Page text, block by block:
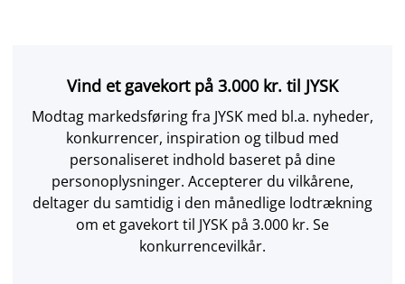
Vind et gavekort på 3.000 kr. til JYSK
Modtag markedsføring fra JYSK med bl.a. nyheder,
konkurrencer, inspiration og tilbud med
personaliseret indhold baseret på dine
personoplysninger. Accepterer du vilkårene,
deltager du samtidig i den månedlige lodtrækning
om et gavekort til JYSK på 3.000 kr. Se
konkurrencevilkår.